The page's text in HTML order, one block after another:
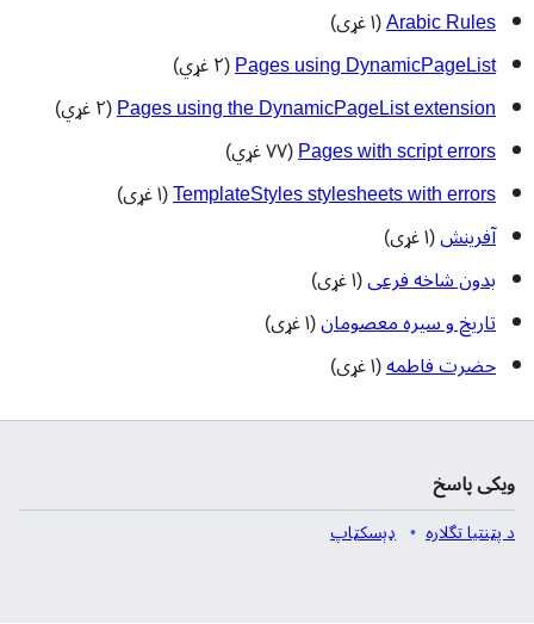
Arabic Rules(۱ غړی)
Pages using DynamicPageList(۲ غړي)
Pages using the DynamicPageList extension(۲ غړي)
Pages with script errors(۷۷ غړي)
TemplateStyles stylesheets with errors(۱ غړی)
آفرینش(۱ غړی)
بدون شاخه فرعی(۱ غړی)
تاریخ و سیره معصومان(۱ غړی)
حضرت فاطمه(۱ غړی)
ویکی پاسخ
د پټنتيا تگلاره ډېسکټاپ